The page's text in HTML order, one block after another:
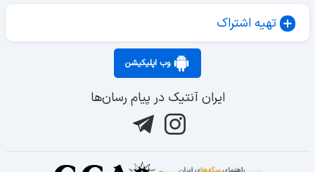
تهیه اشتراک
وب اپلیکیشن
ایران آنتیک در پیام رسان‌ها